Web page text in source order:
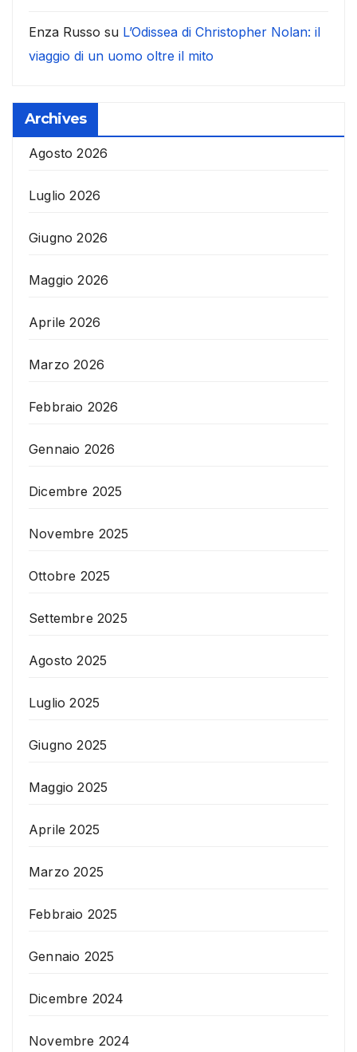
Enza Russo su L’Odissea di Christopher Nolan: il
viaggio di un uomo oltre il mito
Archives
Agosto 2026
Luglio 2026
Giugno 2026
Maggio 2026
Aprile 2026
Marzo 2026
Febbraio 2026
Gennaio 2026
Dicembre 2025
Novembre 2025
Ottobre 2025
Settembre 2025
Agosto 2025
Luglio 2025
Giugno 2025
Maggio 2025
Aprile 2025
Marzo 2025
Febbraio 2025
Gennaio 2025
Dicembre 2024
Novembre 2024